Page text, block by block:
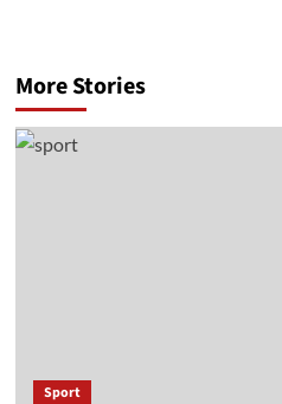
More Stories
Sport